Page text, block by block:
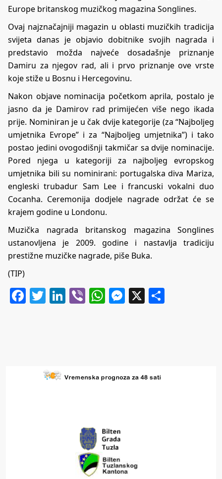
Europe britanskog muzičkog magazina Songlines.
Ovaj najznačajniji magazin u oblasti muzičkih tradicija
svijeta danas je objavio dobitnike svojih nagrada i
predstavio možda najveće dosadašnje priznanje
Damiru za njegov rad, ali i prvo priznanje ove vrste
koje stiže u Bosnu i Hercegovinu.
Nakon objave nominacija početkom aprila, postalo je
jasno da je Damirov rad primijećen više nego ikada
prije. Nominiran je u čak dvije kategorije (za “Najboljeg
umjetnika Evrope” i za “Najboljeg umjetnika”) i tako
postao jedini ovogodišnji takmičar sa dvije nominacije.
Pored njega u kategoriji za najboljeg evropskog
umjetnika bili su nominirani: portugalska diva Mariza,
engleski trubadur Sam Lee i francuski vokalni duo
Cocanha. Ceremonija dodjele nagrade održat će se
krajem godine u Londonu.
Muzička nagrada britanskog magazina Songlines
ustanovljena je 2009. godine i nastavlja tradiciju
prestižne muzičke nagrade, piše Buka.
(TIP)
Facebook
Twitter
LinkedIn
ViberWhatsApp
Messenger
X